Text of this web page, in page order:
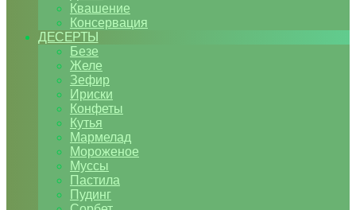
Квашение
Консервация
ДЕСЕРТЫ
Безе
Желе
Зефир
Ириски
Конфеты
Кутья
Мармелад
Мороженое
Муссы
Пастила
Пудинг